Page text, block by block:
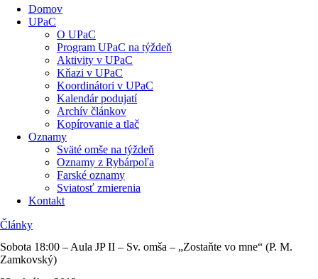
Domov
UPaC
O UPaC
Program UPaC na týždeň
Aktivity v UPaC
Kňazi v UPaC
Koordinátori v UPaC
Kalendár podujatí
Archív článkov
Kopírovanie a tlač
Oznamy
Sväté omše na týždeň
Oznamy z Rybárpoľa
Farské oznamy
Sviatosť zmierenia
Kontakt
Články
Sobota 18:00 – Aula JP II – Sv. omša – „Zostaňte vo mne“ (P. M.
Zamkovský)